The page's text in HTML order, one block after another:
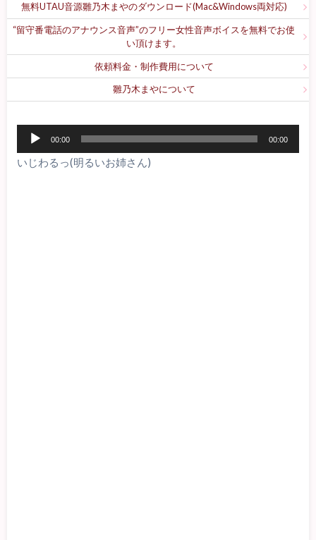
無料UTAU音源雛乃木まやのダウンロード(Mac&Windows両対応)
“留守番電話のアナウンス音声”のフリー女性音声ボイスを無料でお使
い頂けます。
依頼料金・制作費用について
雛乃木まやについて
プ
00:00 00:00
いじわるっ(明るいお姉さん)